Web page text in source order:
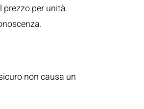
per unità.
non causa un